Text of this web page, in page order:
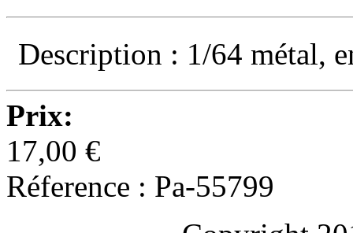
Description : 1/64 métal,
Prix:
17,00 €
Réference : Pa-55799